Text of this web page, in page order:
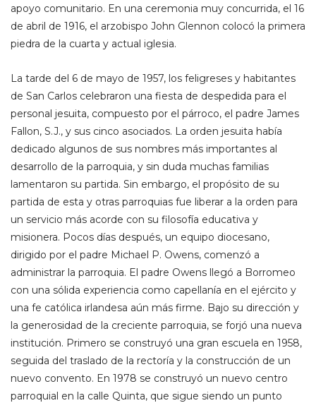
apoyo comunitario. En una ceremonia muy concurrida, el 16
de abril de 1916, el arzobispo John Glennon colocó la primera
piedra de la cuarta y actual iglesia.
La tarde del 6 de mayo de 1957, los feligreses y habitantes
de San Carlos celebraron una fiesta de despedida para el
personal jesuita, compuesto por el párroco, el padre James
Fallon, S.J., y sus cinco asociados. La orden jesuita había
dedicado algunos de sus nombres más importantes al
desarrollo de la parroquia, y sin duda muchas familias
lamentaron su partida. Sin embargo, el propósito de su
partida de esta y otras parroquias fue liberar a la orden para
un servicio más acorde con su filosofía educativa y
misionera. Pocos días después, un equipo diocesano,
dirigido por el padre Michael P. Owens, comenzó a
administrar la parroquia. El padre Owens llegó a Borromeo
con una sólida experiencia como capellanía en el ejército y
una fe católica irlandesa aún más firme. Bajo su dirección y
la generosidad de la creciente parroquia, se forjó una nueva
institución. Primero se construyó una gran escuela en 1958,
seguida del traslado de la rectoría y la construcción de un
nuevo convento. En 1978 se construyó un nuevo centro
parroquial en la calle Quinta, que sigue siendo un punto